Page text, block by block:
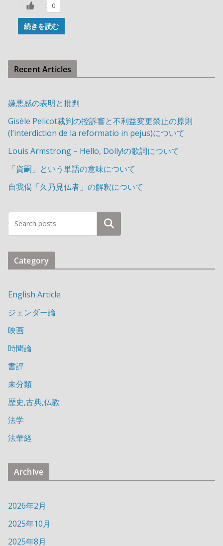
0
続きを読む
Recent Articles
嫌悪感の表明と批判
Gisèle Pelicot裁判の控訴審と不利益変更禁止の原則
(l’interdiction de la reformatio in pejus)について
Louis Armstrong – Hello, Dolly!の歌詞について
「資嗣」という単語の意味について
自我偈「久乃見仏者」の解釈について
検索
Category
English Article
ジェンダー論
映画
時間論
書評
未分類
歴史,古典,仏教
法学
法華経
Archive
2026年2月
2025年10月
2025年8月